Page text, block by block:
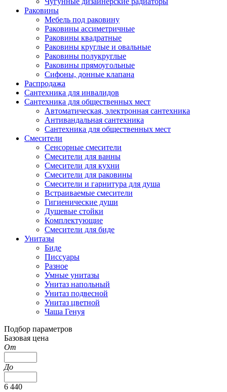
Раковины
Мебель под раковину
Раковины ассиметричные
Раковины квадратные
Раковины круглые и овальные
Раковины полукруглые
Раковины прямоугольные
Сифоны, донные клапана
Распродажа
Сантехника для инвалидов
Сантехника для общественных мест
Автоматическая, электронная сантехника
Антивандальная сантехника
Сантехника для общественных мест
Смесители
Сенсорные смесители
Смесители для ванны
Смесители для кухни
Смесители для раковины
Смесители и гарнитура для душа
Встраиваемые смесители
Гигиенические души
Душевые стойки
Комплектующие
Смесители для биде
Унитазы
Биде
Писсуары
Разное
Умные унитазы
Унитаз напольный
Унитаз подвесной
Унитаз цветной
Чаша Генуя
Подбор параметров
Базовая цена
От
До
6 440